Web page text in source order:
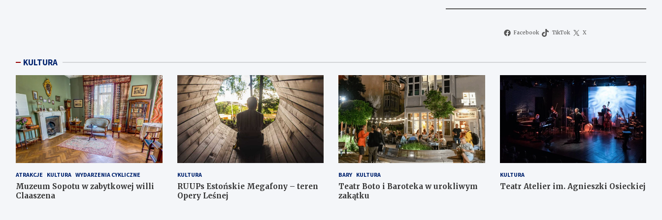
N
a
w
i
g
a
c
i
d
o
k
i
n
a
w
Facebook TikTok X
KULTURA
ATRAKCJE KULTURA WYDARZENIA CYKLICZNE
Muzeum Sopotu w zabytkowej willi
Claaszena
KULTURA
RUUPs Estońskie Megafony – teren
Opery Leśnej
BARY KULTURA
Teatr Boto i Baroteka w urokliwym
zakątku
KULTURA
Teatr Atelier im. Agnieszki Osieckiej